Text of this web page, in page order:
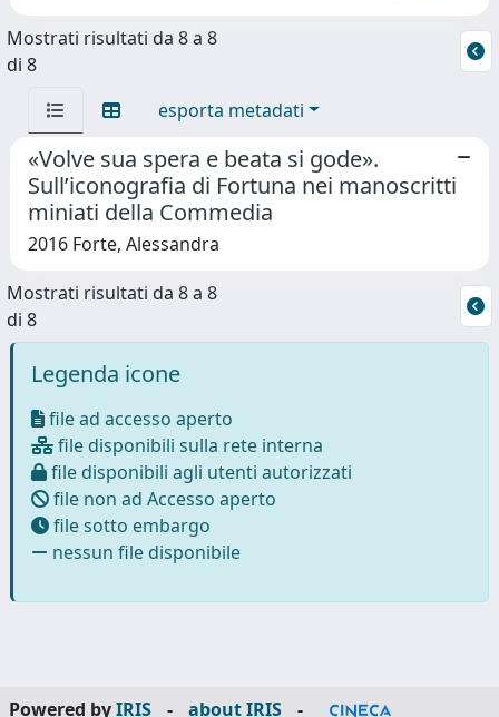
Mostrati risultati da 8 a 8
di 8
esporta metadati
«Volve sua spera e beata si gode».
Sull’iconografia di Fortuna nei manoscritti
miniati della Commedia
2016 Forte, Alessandra
Mostrati risultati da 8 a 8
di 8
Legenda icone
file ad accesso aperto
file disponibili sulla rete interna
file disponibili agli utenti autorizzati
file non ad Accesso aperto
file sotto embargo
nessun file disponibile
Powered byIRIS - about IRIS -